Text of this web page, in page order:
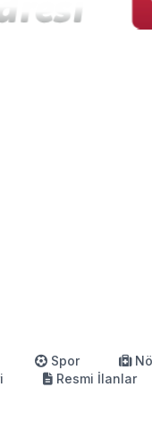
Spor
Resmi İlanlar